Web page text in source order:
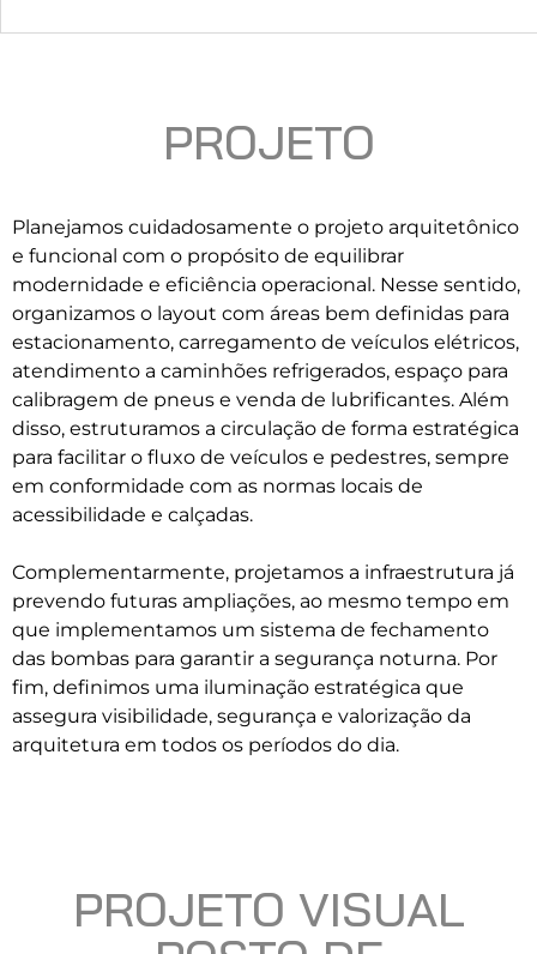
PROJETO
Planejamos cuidadosamente o projeto arquitetônico
e funcional com o propósito de equilibrar
modernidade e eficiência operacional. Nesse sentido,
organizamos o layout com áreas bem definidas para
estacionamento, carregamento de veículos elétricos,
atendimento a caminhões refrigerados, espaço para
calibragem de pneus e venda de lubrificantes. Além
disso, estruturamos a circulação de forma estratégica
para facilitar o fluxo de veículos e pedestres, sempre
em conformidade com as normas locais de
acessibilidade e calçadas.
Complementarmente, projetamos a infraestrutura já
prevendo futuras ampliações, ao mesmo tempo em
que implementamos um sistema de fechamento
das bombas para garantir a segurança noturna. Por
fim, definimos uma iluminação estratégica que
assegura visibilidade, segurança e valorização da
arquitetura em todos os períodos do dia.
PROJETO VISUAL